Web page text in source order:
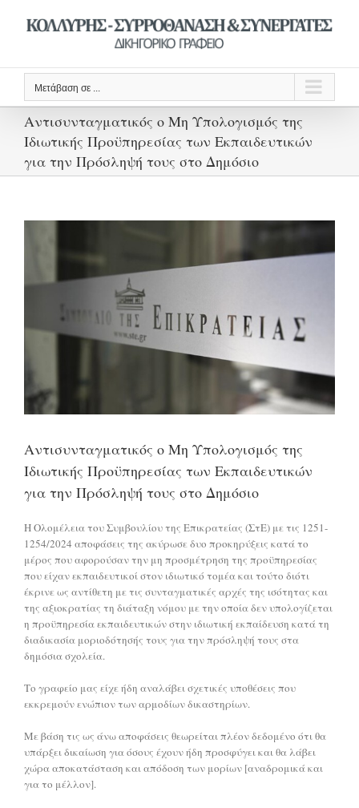
Μετάβαση σε ...
Αντισυνταγματικός ο Μη Υπολογισμός της
Ιδιωτικής Προϋπηρεσίας των Εκπαιδευτικών
για την Πρόσληψή τους στο Δημόσιο
Αντισυνταγματικός ο Μη Υπολογισμός της
Ιδιωτικής Προϋπηρεσίας των Εκπαιδευτικών
για την Πρόσληψή τους στο Δημόσιο
Η Ολομέλεια του Συμβουλίου της Επικρατείας (ΣτΕ) με τις 1251-
1254/2024 αποφάσεις της ακύρωσε δυο προκηρύξεις κατά το
μέρος που αφορούσαν την μη προσμέτρηση της προϋπηρεσίας
που είχαν εκπαιδευτικοί στον ιδιωτικό τομέα και τούτο διότι
έκρινε ως αντίθετη με τις συνταγματικές αρχές της ισότητας και
της αξιοκρατίας τη διάταξη νόμου με την οποία δεν υπολογίζεται
η προϋπηρεσία εκπαιδευτικών στην ιδιωτική εκπαίδευση κατά τη
διαδικασία μοριοδότησής τους για την πρόσληψή τους στα
δημόσια σχολεία.
Το γραφείο μας είχε ήδη αναλάβει σχετικές υποθέσεις που
εκκρεμούν ενώπιον των αρμοδίων δικαστηρίων.
Με βάση τις ως άνω αποφάσεις θεωρείται πλέον δεδομένο ότι θα
υπάρξει δικαίωση για όσους έχουν ήδη προσφύγει και θα λάβει
χώρα αποκατάσταση και απόδοση των μορίων [αναδρομικά και
για το μέλλον].